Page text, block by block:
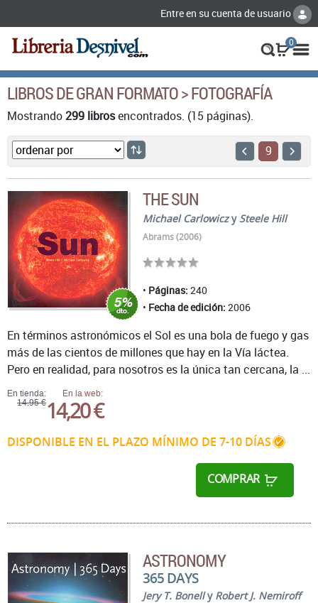
Entre en su cuenta de usuario
0
LIBROS DE GRAN FORMATO > FOTOGRAFÍA
Mostrando 299 librosencontrados. (15 páginas).
9
THE SUN
Michael Carlowiczy Steele Hill
Abrams (2006)
Páginas: 240
Fecha de edición: 2006
En tienda:
14,95 €
En la web:
14,20 €
DISPONIBLE EN EL PLAZO MÍNIMO DE 7-10 DÍAS
COMPRAR
En términos astronómicos el Sol es una bola de fuego y gas
más de las cientos de millones que hay en la Vía láctea.
Pero en realidad, para nosotros es la única tan cercana, la ...
ASTRONOMY
365 DAYS
Jery T. Bonelly Robert J. Nemiroff